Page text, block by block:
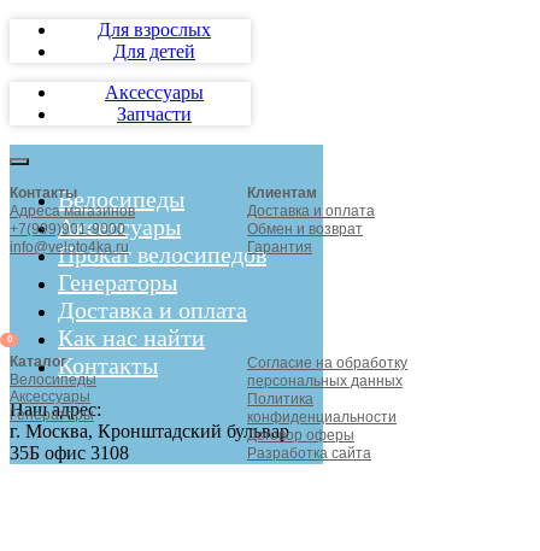
0
Для взрослых
Для детей
Аксессуары
Запчасти
Велосипеды
Аксессуары
Прокат велосипедов
Генераторы
Доставка и оплата
Как нас найти
Контакты
Наш адрес:
г. Москва, Кронштадский бульвар
35Б офис 3108
Клиентам
Доставка и оплата
Обмен и возврат
Гарантия
Согласие на обработку
персональных данных
Политика
конфиденциальности
Договор оферы
Разработка сайта
Контакты
Адреса магазинов
+7(999)901-9000
info@veloto4ka.ru
Каталог
Велосипеды
Аксессуары
Генераторы